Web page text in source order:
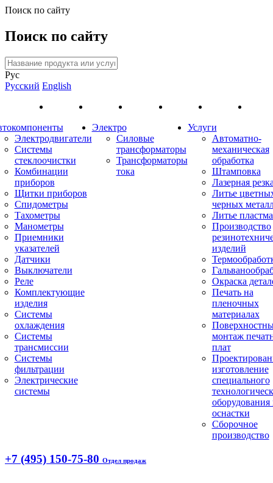
Поиск по сайту
Поиск по сайту
Рус
Русский English
Электродвигатели
Системы
стеклоочистки
Комбинации
приборов
Щитки приборов
Спидометры
Тахометры
Манометры
Приемники
указателей
Датчики
Выключатели
Реле
Комплектующие
изделия
Системы
охлаждения
Системы
трансмиссии
Системы
фильтрации
Электрические
системы
Электро
Силовые
трансформаторы
Трансформаторы
тока
Услуги
Автоматно-
механическая
обработка
Штамповка
Лазерная
Литье
черных
Литье
Производство
изделий
Окраска
Печать на
пленочных
материалах
монтаж
плат
изготовление
специального
оборудования
оснастки
Сборочное
производство
+7 (495) 150-75-80 Отдел продаж